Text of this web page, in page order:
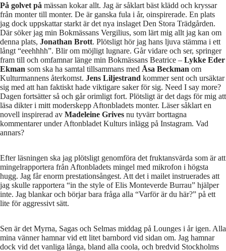
På golvet på mässan kokar allt. Jag är såklart bäst klädd och kryssar
från monter till monter. De är ganska fula i år, oinspirerade. En plats
jag dock uppskattar starkt är det nya inslaget Den Stora Trädgården.
Där söker jag min Bokmässans Vergilius, som lärt mig allt jag kan om
denna plats, Jonathan Brott. Plötsligt hör jag hans ljuva stämma i ett
långt “eeehhhh”. Blir om möjligt lugnare. Går vidare och ser, springer
fram till och omfamnar länge min Bokmässans Beatrice – Lykke Eder
Ekman som ska ha samtal tillsammans med Åsa Beckman om
Kulturmannens återkomst. Jens Liljestrand kommer sent och ursäktar
sig med att han faktiskt hade viktigare saker för sig. Need I say more?
Dagen fortsätter så och går orimligt fort. Plötsligt är det dags för mig att
läsa dikter i mitt moderskepp Aftonbladets monter. Läser såklart en
novell inspirerad av Madeleine Grives nu tyvärr borttagna
kommentarer under Aftonbladet Kulturs inlägg på Instagram. Vad
annars?
Efter läsningen ska jag plötsligt genomföra det fruktansvärda som är att
mingelrapportera från Aftonbladets mingel med mikrofon i högsta
hugg. Jag får enorm prestationsångest. Att det i mailet instruerades att
jag skulle rapportera “in the style of Elis Monteverde Burrau” hjälper
inte. Jag blankar och börjar bara fråga alla “Varför är du här?” på ett
lite för aggressivt sätt.
Sen är det Myrna, Sagas och Selmas middag på Lounges i år igen. Alla
mina vänner hamnar vid ett litet barnbord vid sidan om. Jag hamnar
dock vid det vanliga långa, bland alla coola, och bredvid Stockholms